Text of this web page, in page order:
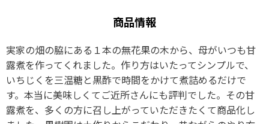
商品情報
実家の畑の脇にある１本の無花果の木から、母がいつも甘
露煮を作ってくれました。作り方はいたってシンプルで、
いちじくを三温糖と黒酢で時間をかけて煮詰めるだけで
す。本当に美味しくてご近所さんにも評判でした。その甘
露煮を、多くの方に召し上がっていただきたくて商品化し